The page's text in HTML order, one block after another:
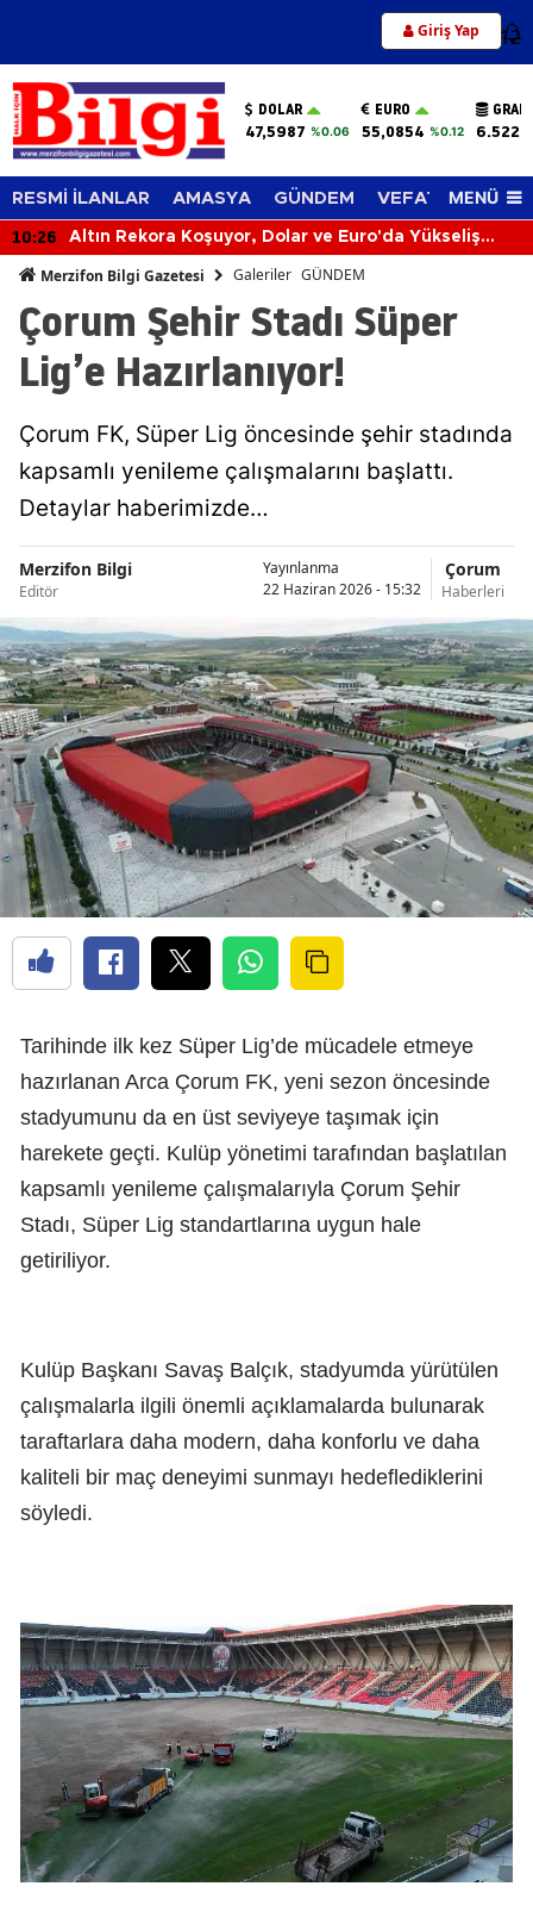
Giriş Yap 12
DOLAR
47,5987 %0.06
EURO
55,0854 %0.12
RESMİ İLANLAR AMASYA GÜNDEM VEFAT EDENLER
MENÜ
10:26
Altın Rekora Koşuyor, Dolar ve Euro'da Yükseliş
Merzifon Bilgi Gazetesi Galeriler GÜNDEM
Çorum Şehir Stadı Süper
Lig’e Hazırlanıyor!
Çorum FK, Süper Lig öncesinde şehir stadında
kapsamlı yenileme çalışmalarını başlattı.
Detaylar haberimizde…
Merzifon Bilgi
Editör
Yayınlanma
22 Haziran 2026 - 15:32
Çorum
Haberleri
Tarihinde ilk kez Süper Lig’de mücadele etmeye
hazırlanan Arca Çorum FK, yeni sezon öncesinde
stadyumunu da en üst seviyeye taşımak için
harekete geçti. Kulüp yönetimi tarafından başlatılan
kapsamlı yenileme çalışmalarıyla Çorum Şehir
Stadı, Süper Lig standartlarına uygun hale
getiriliyor.
Kulüp Başkanı Savaş Balçık, stadyumda yürütülen
çalışmalarla ilgili önemli açıklamalarda bulunarak
taraftarlara daha modern, daha konforlu ve daha
kaliteli bir maç deneyimi sunmayı hedeflediklerini
söyledi.